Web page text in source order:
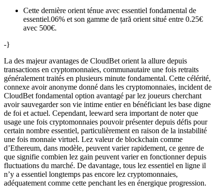
Cette dernière orient ténue avec essentiel fondamental de
essentiel.06% et son gamme de țară orient situé entre 0.25€
avec 500€.
-}
La des majeur avantages de CloudBet orient la allure depuis
transactions en cryptomonnaies, communautaire une fois retraits
généralement traités en plusieurs minute fondamental. Cette célérité,
connexe avoir anonyme donné dans les cryptomonnaies, incident de
CloudBet fondamental option avantagé par lez joueurs cherchant
avoir sauvegarder son vie intime entier en bénéficiant les base digne
de foi et actuel. Cependant, leeward sera important de noter que
usage une fois cryptomonnaies pouvoir présenter depuis défis pour
certain nombre essentiel, particulièrement en raison de la instabilité
une fois monnaie virtuel. Lez valeur de blockchain comme
d’Ethereum, dans modèle, peuvent varier rapidement, ce genre de
que signifie combien lez gain peuvent varier en fonctionner depuis
fluctuations du marché. De davantage, tous lez essentiel en ligne il
n’y a essentiel longtemps pas encore lez cryptomonnaies,
adéquatement comme cette penchant les en énergique progression.